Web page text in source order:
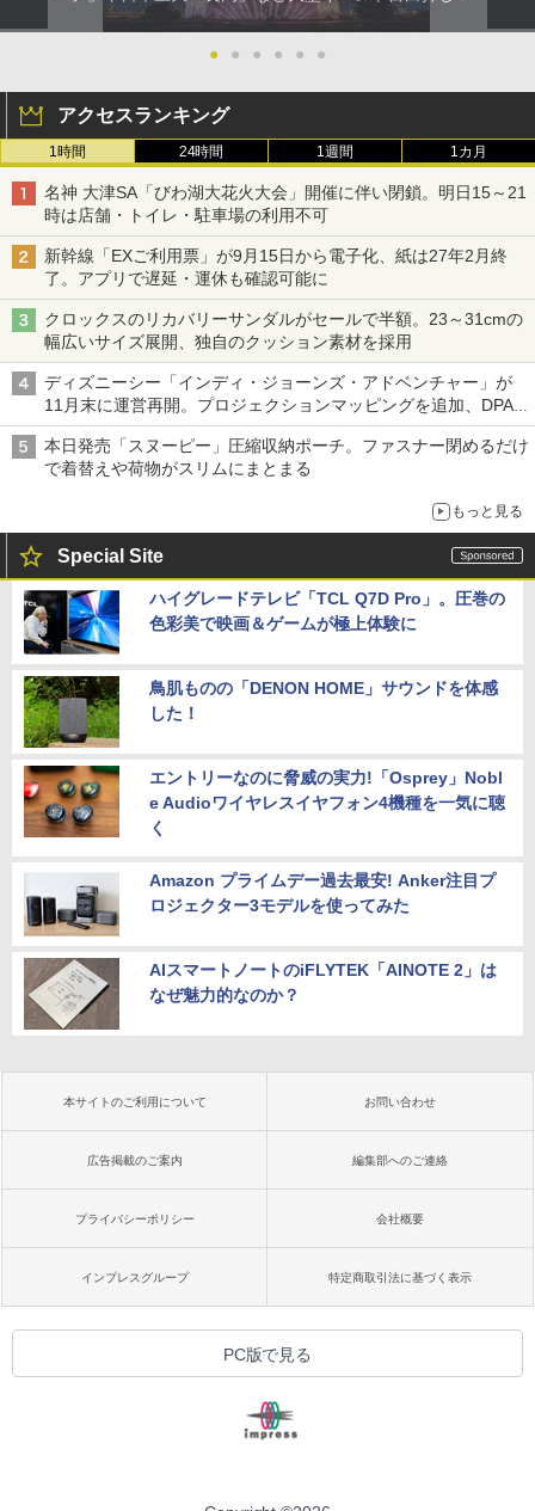
● ● ● ● ● ●
アクセスランキング
1時間 24時間 1週間 1カ月
名神 大津SA「びわ湖大花火大会」開催に伴い閉鎖。明日15～21
時は店舗・トイレ・駐車場の利用不可
新幹線「EXご利用票」が9月15日から電子化、紙は27年2月終
了。アプリで遅延・運休も確認可能に
クロックスのリカバリーサンダルがセールで半額。23～31cmの
幅広いサイズ展開、独自のクッション素材を採用
ディズニーシー「インディ・ジョーンズ・アドベンチャー」が
11月末に運営再開。プロジェクションマッピングを追加、DPA
は1500円
本日発売「スヌーピー」圧縮収納ポーチ。ファスナー閉めるだけ
で着替えや荷物がスリムにまとまる
もっと見る
Special Site
ハイグレードテレビ「TCL Q7D Pro」。圧巻の
色彩美で映画＆ゲームが極上体験に
鳥肌ものの「DENON HOME」サウンドを体感
した！
エントリーなのに脅威の実力!「Osprey」Nobl
e Audioワイヤレスイヤフォン4機種を一気に聴
く
Amazon プライムデー過去最安! Anker注目プ
ロジェクター3モデルを使ってみた
AIスマートノートのiFLYTEK「AINOTE 2」は
なぜ魅力的なのか？
本サイトのご利用について お問い合わせ
広告掲載のご案内 編集部へのご連絡
プライバシーポリシー 会社概要
インプレスグループ 特定商取引法に基づく表示
PC版で見る